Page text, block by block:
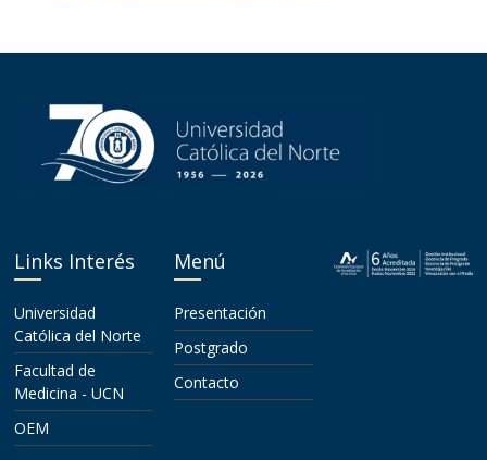
Links Interés
Universidad
Católica del Norte
Facultad de
Medicina - UCN
OEM
Menú
Presentación
Postgrado
Contacto